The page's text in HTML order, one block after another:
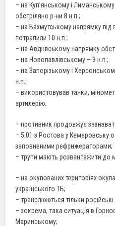
– на Куп’янському і
обстріляно р-ни 8 н.п.;
– на Бахмутському напрямку
потрапили 10 н.п.;
– на Авдіївському напрямку
– на Новопавлівському – 3 н.п.;
– на Запорізькому і
н.п.;
– використовував танки,
артилерію;
– противник продовжує
– 5.01 з Ростова у Кемеровську
заповненими рефрижераторами;
– трупи мають розвантажити до
– на окупованих територіях
українського ТБ;
– транслюються тільки
– зокрема, така ситуація в
Маринському;